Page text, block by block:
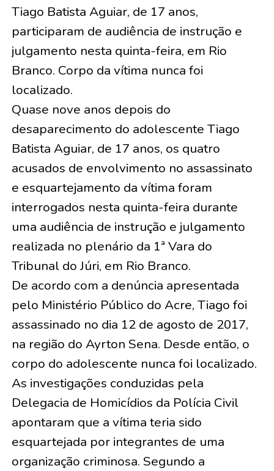
Tiago Batista Aguiar, de 17 anos,
participaram de audiência de instrução e
julgamento nesta quinta-feira, em Rio
Branco. Corpo da vítima nunca foi
localizado.
Quase nove anos depois do
desaparecimento do adolescente Tiago
Batista Aguiar, de 17 anos, os quatro
acusados de envolvimento no assassinato
e esquartejamento da vítima foram
interrogados nesta quinta-feira durante
uma audiência de instrução e julgamento
realizada no plenário da 1ª Vara do
Tribunal do Júri, em Rio Branco.
De acordo com a denúncia apresentada
pelo Ministério Público do Acre, Tiago foi
assassinado no dia 12 de agosto de 2017,
na região do Ayrton Sena. Desde então, o
corpo do adolescente nunca foi localizado.
As investigações conduzidas pela
Delegacia de Homicídios da Polícia Civil
apontaram que a vítima teria sido
esquartejada por integrantes de uma
organização criminosa. Segundo a